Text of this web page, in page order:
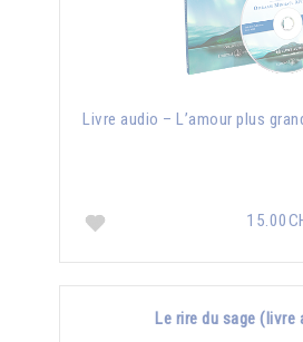
Livre audio – L’amour plus
Le rire du sage (livre